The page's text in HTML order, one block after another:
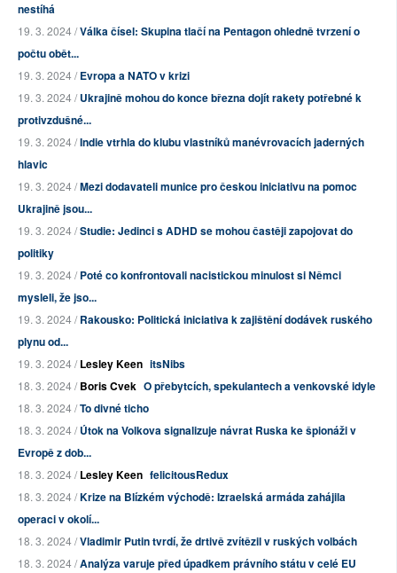
nestíhá
19. 3. 2024 /Válka čísel: Skupina tlačí na Pentagon ohledně tvrzení o
počtu obět...
19. 3. 2024 /Evropa a NATO v krizi
19. 3. 2024 /Ukrajině mohou do konce března dojít rakety potřebné k
protivzdušné...
19. 3. 2024 /Indie vtrhla do klubu vlastníků manévrovacích jaderných
hlavic
19. 3. 2024 /Mezi dodavateli munice pro českou iniciativu na pomoc
Ukrajině jsou...
19. 3. 2024 /Studie: Jedinci s ADHD se mohou častěji zapojovat do
politiky
19. 3. 2024 /Poté co konfrontovali nacistickou minulost si Němci
mysleli, že jso...
19. 3. 2024 /Rakousko: Politická iniciativa k zajištění dodávek ruského
plynu od...
19. 3. 2024 /Lesley Keen itsNibs
18. 3. 2024 /Boris Cvek O přebytcích, spekulantech a venkovské idyle
18. 3. 2024 /To divné ticho
18. 3. 2024 /Útok na Volkova signalizuje návrat Ruska ke špionáži v
Evropě z dob...
18. 3. 2024 /Lesley Keen felicitousRedux
18. 3. 2024 /Krize na Blízkém východě: Izraelská armáda zahájila
operaci v okolí...
18. 3. 2024 /Vladimir Putin tvrdí, že drtivě zvítězil v ruských volbách
18. 3. 2024 /Analýza varuje před úpadkem právního státu v celé EU